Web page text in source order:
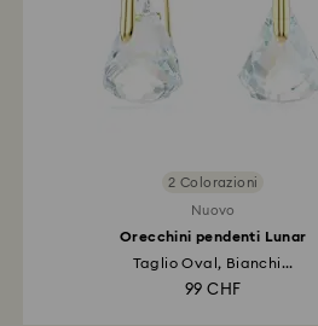
2 Colorazioni
Nuovo
Orecchini pendenti Lunar
Taglio Oval, Bianchi...
99 CHF